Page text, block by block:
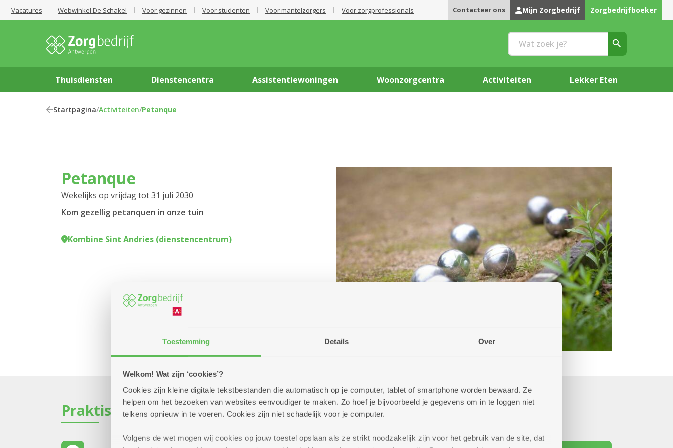
Toestemming Details Over
Welkom! Wat zijn ‘cookies’?
Cookies zijn kleine digitale tekstbestanden die automatisch op je computer, tablet of smartphone worden bewaard. Ze
helpen om het bezoeken van websites eenvoudiger te maken. Zo hoef je bijvoorbeeld je gegevens om in te loggen niet
telkens opnieuw in te voeren. Cookies zijn niet schadelijk voor je computer.
Volgens de wet mogen wij cookies op jouw toestel opslaan als ze strikt noodzakelijk zijn voor het gebruik van de site, dat
Vacatures Webwinkel De Schakel Voor gezinnen Voor studenten Voor mantelzorgers Voor zorgprofessionals Contacteer ons Mijn Zorgbedrijf Zorgbedrijfboeker
Thuisdiensten Dienstencentra Assistentiewoningen Woonzorgcentra Activiteiten Lekker Eten
Startpagina/Activiteiten/Petanque
Petanque
Wekelijks op vrijdag tot 31 juli 2030
Kom gezellig petanquen in onze tuin
Kombine Sint Andries (dienstencentrum)
Praktisch